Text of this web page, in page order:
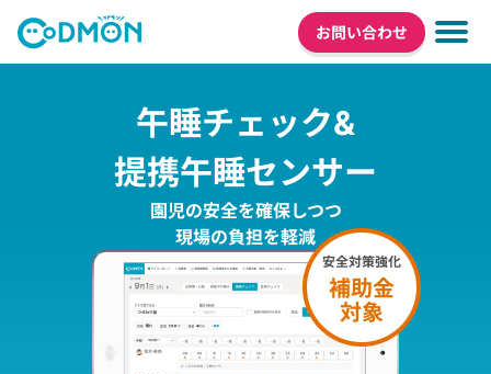
お問い合わせ
午睡チェック&
提携午睡センサー
園児の安全を確保しつつ
現場の負担を軽減